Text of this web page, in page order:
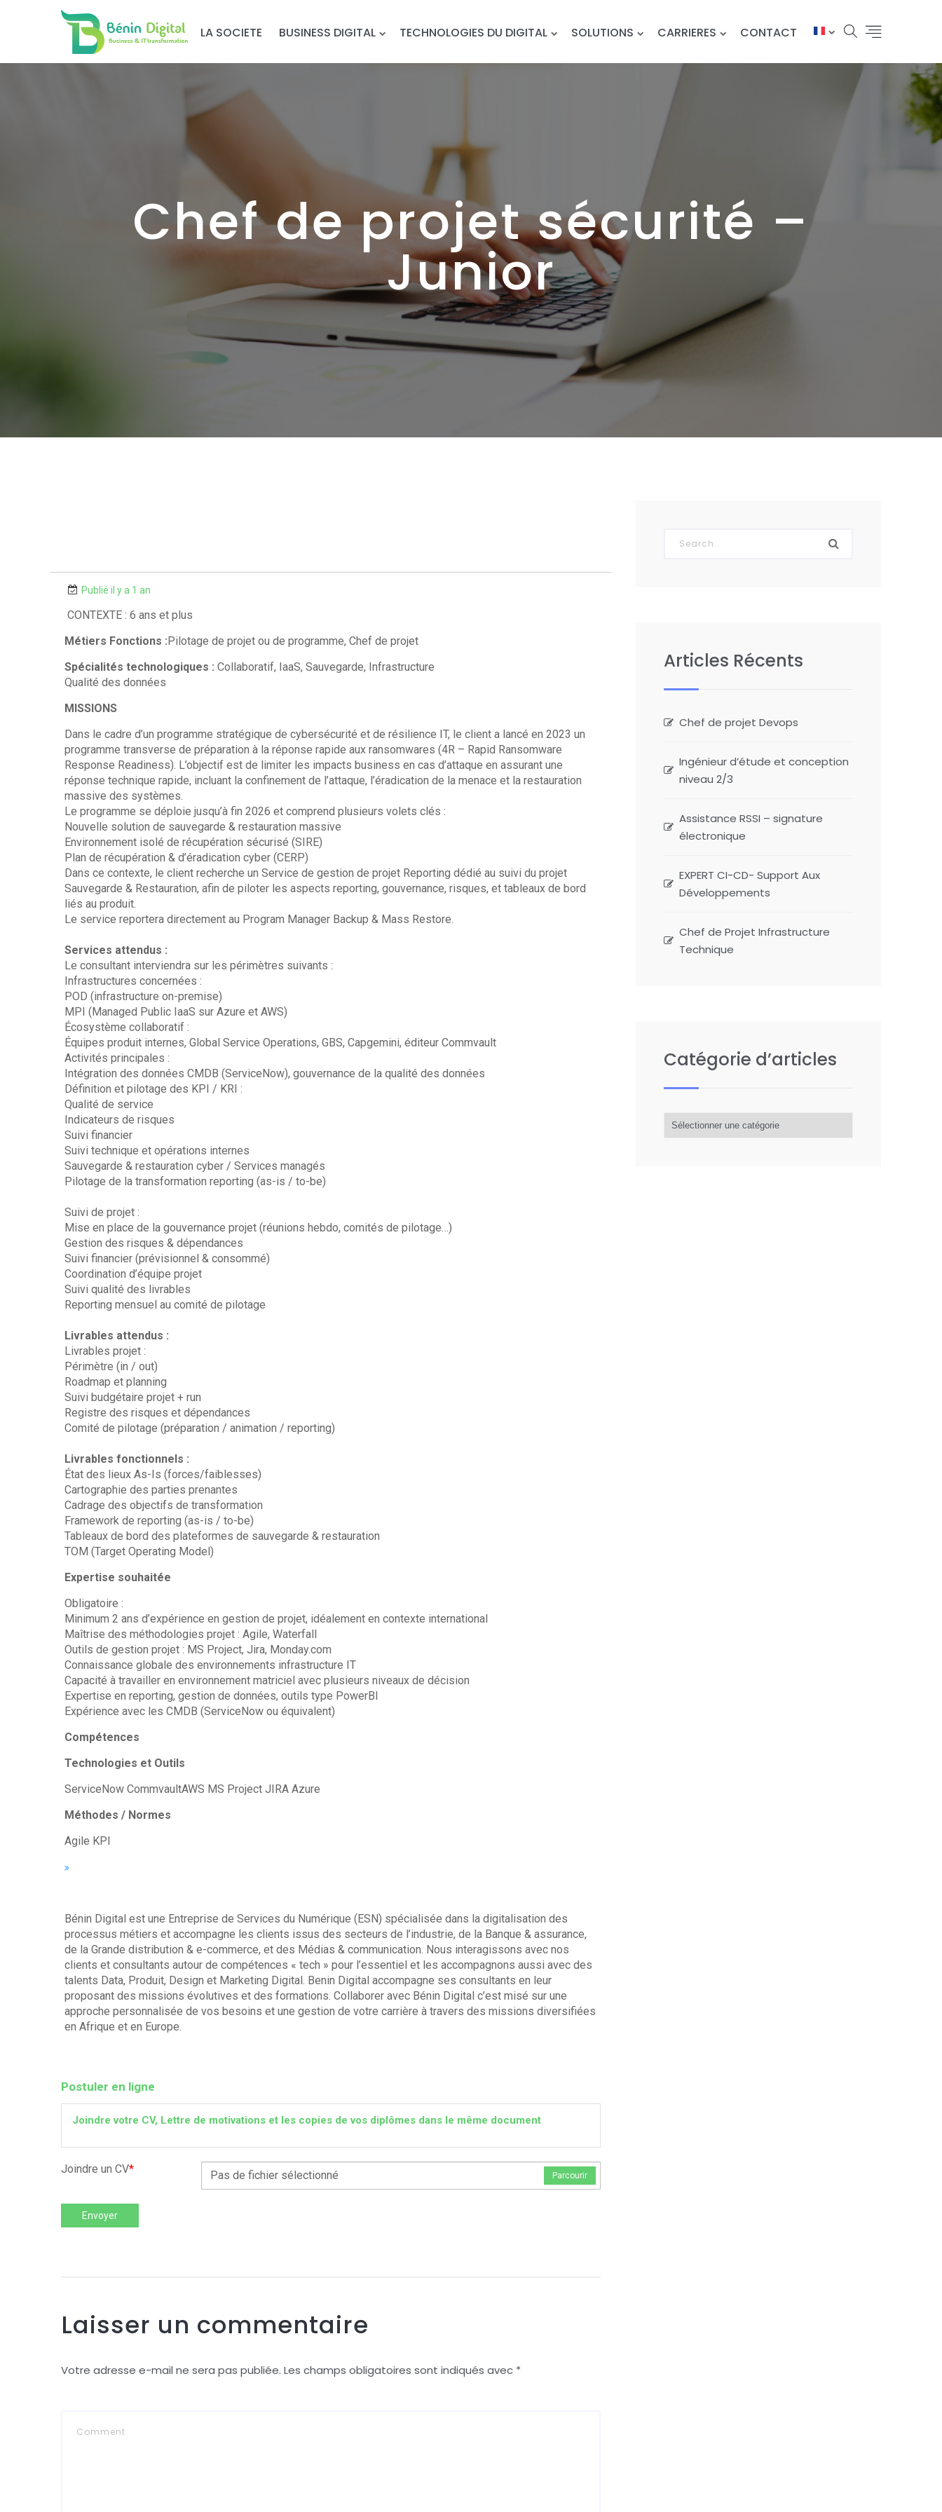
LA SOCIETE BUSINESS DIGITAL TECHNOLOGIES DU DIGITAL SOLUTIONS CARRIERES CONTACT
Chef de projet sécurité –
Junior
Publié il y a 1 an
CONTEXTE : 6 ans et plus
Métiers Fonctions :Pilotage de projet ou de programme, Chef de projet
Spécialités technologiques : Collaboratif, IaaS, Sauvegarde, Infrastructure
Qualité des données
MISSIONS
Dans le cadre d’un programme stratégique de cybersécurité et de résilience IT, le client a lancé en 2023 un
programme transverse de préparation à la réponse rapide aux ransomwares (4R – Rapid Ransomware
Response Readiness). L’objectif est de limiter les impacts business en cas d’attaque en assurant une
réponse technique rapide, incluant la confinement de l’attaque, l’éradication de la menace et la restauration
massive des systèmes.
Le programme se déploie jusqu’à fin 2026 et comprend plusieurs volets clés :
Nouvelle solution de sauvegarde & restauration massive
Environnement isolé de récupération sécurisé (SIRE)
Plan de récupération & d’éradication cyber (CERP)
Dans ce contexte, le client recherche un Service de gestion de projet Reporting dédié au suivi du projet
Sauvegarde & Restauration, afin de piloter les aspects reporting, gouvernance, risques, et tableaux de bord
liés au produit.
Le service reportera directement au Program Manager Backup & Mass Restore.
Services attendus :
Le consultant interviendra sur les périmètres suivants :
Infrastructures concernées :
POD (infrastructure on-premise)
MPI (Managed Public IaaS sur Azure et AWS)
Écosystème collaboratif :
Équipes produit internes, Global Service Operations, GBS, Capgemini, éditeur Commvault
Activités principales :
Intégration des données CMDB (ServiceNow), gouvernance de la qualité des données
Définition et pilotage des KPI / KRI :
Qualité de service
Indicateurs de risques
Suivi financier
Suivi technique et opérations internes
Sauvegarde & restauration cyber / Services managés
Pilotage de la transformation reporting (as-is / to-be)
Suivi de projet :
Mise en place de la gouvernance projet (réunions hebdo, comités de pilotage…)
Gestion des risques & dépendances
Suivi financier (prévisionnel & consommé)
Coordination d’équipe projet
Suivi qualité des livrables
Reporting mensuel au comité de pilotage
Livrables attendus :
Livrables projet :
Périmètre (in / out)
Roadmap et planning
Suivi budgétaire projet + run
Registre des risques et dépendances
Comité de pilotage (préparation / animation / reporting)
Livrables fonctionnels :
État des lieux As-Is (forces/faiblesses)
Cartographie des parties prenantes
Cadrage des objectifs de transformation
Framework de reporting (as-is / to-be)
Tableaux de bord des plateformes de sauvegarde & restauration
TOM (Target Operating Model)
Expertise souhaitée
Obligatoire :
Minimum 2 ans d’expérience en gestion de projet, idéalement en contexte international
Maîtrise des méthodologies projet : Agile, Waterfall
Outils de gestion projet : MS Project, Jira, Monday.com
Connaissance globale des environnements infrastructure IT
Capacité à travailler en environnement matriciel avec plusieurs niveaux de décision
Expertise en reporting, gestion de données, outils type PowerBI
Expérience avec les CMDB (ServiceNow ou équivalent)
Compétences
Technologies et Outils
ServiceNow CommvaultAWS MS Project JIRA Azure
Méthodes / Normes
Agile KPI
Bénin Digital est une Entreprise de Services du Numérique (ESN) spécialisée dans la digitalisation des
processus métiers et accompagne les clients issus des secteurs de l’industrie, de la Banque & assurance,
de la Grande distribution & e-commerce, et des Médias & communication. Nous interagissons avec nos
clients et consultants autour de compétences « tech » pour l’essentiel et les accompagnons aussi avec des
talents Data, Produit, Design et Marketing Digital. Benin Digital accompagne ses consultants en leur
proposant des missions évolutives et des formations. Collaborer avec Bénin Digital c’est misé sur une
approche personnalisée de vos besoins et une gestion de votre carrière à travers des missions diversifiées
en Afrique et en Europe.
Postuler en ligne
Joindre votre CV, Lettre de motivations et les copies de vos diplômes dans le même document
Joindre un CV* Pas de fichier sélectionné Parcourir
Envoyer
Laisser un commentaire
Votre adresse e-mail ne sera pas publiée. Les champs obligatoires sont indiqués avec *
Articles Récents
Chef de projet Devops
Ingénieur d’étude et conception
niveau 2/3
Assistance RSSI – signature
électronique
EXPERT CI-CD- Support Aux
Développements
Chef de Projet Infrastructure
Technique
Catégorie d’articles
d’articles